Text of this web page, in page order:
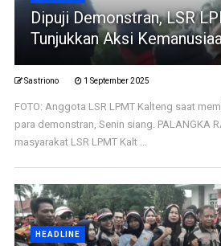
Dipuji Demonstran, LSR
Tunjukkan Aksi
Sastriono 1 September 2025
FOTO: Anggota LSR LPMT Kalteng saat
para demonstran, Senin siang. PALANGKA
masyarakat LSR LPMT Kalt ...
HEADLINE